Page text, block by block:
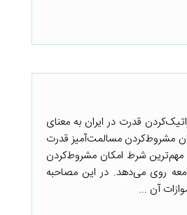
قدرت در ایران به معنای
مشروط‌کردن مسالمت‌آمیز قدرت
مهم‌ترین شرط امکان مشروط‌کردن
روی می‌دهد. در این مصاحبه
آن ...